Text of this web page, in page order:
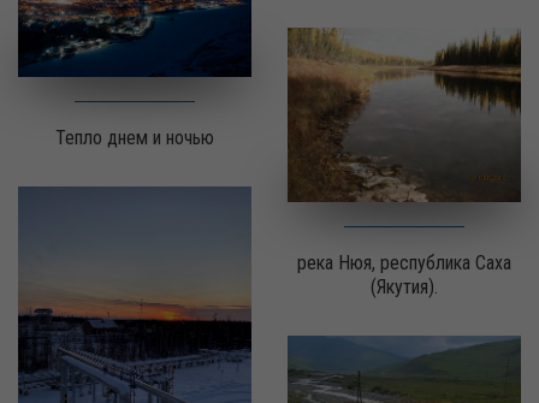
Тепло днем и ночью
река Нюя, республика Саха
(Якутия).